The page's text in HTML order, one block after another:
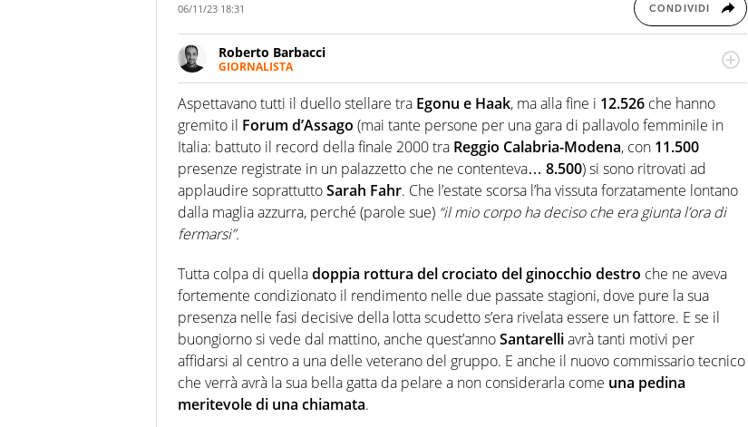
06/11/23 18:31 CONDIVIDI
Roberto Barbacci
GIORNALISTA
Giornalista (pubblicista) sportivo a tutto campo, è il tuttologo di Virgilio Sport. Provate a
chiedergli di boxe, di scherma, di volley o di curling: ve ne farà innamorare
Aspettavano tutti il duello stellare tra Egonu e Haak, ma alla fine i 12.526 che hanno
gremito il Forum d’Assago (mai tante persone per una gara di pallavolo femminile in
Italia: battuto il record della finale 2000 tra Reggio Calabria-Modena, con 11.500
presenze registrate in un palazzetto che ne contenteva… 8.500) si sono ritrovati ad
applaudire soprattuttoSarah Fahr. Che l’estate scorsa l’ha vissuta forzatamente lontano
dalla maglia azzurra, perché (parole sue) “il mio corpo ha deciso che era giunta l’ora di
fermarsi”.
Tutta colpa di quelladoppia rottura del crociato del ginocchio destro che ne aveva
fortemente condizionato il rendimento nelle due passate stagioni, dove pure la sua
presenza nelle fasi decisive della lotta scudetto s’era rivelata essere un fattore. E se il
buongiorno si vede dal mattino, anche quest’annoSantarelliavrà tanti motivi per
affidarsi al centro a una delle veterano del gruppo. E anche il nuovo commissario tecnico
che verrà avrà la sua bella gatta da pelare a non considerarla come una pedina
meritevole di una chiamata.